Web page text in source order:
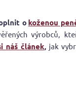
o koženou
výrobců,
náš článek,jak